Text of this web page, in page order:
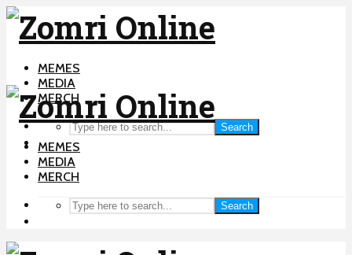
MEMES
MEDIA
MERCH
Search
MEMES
MEDIA
MERCH
Search